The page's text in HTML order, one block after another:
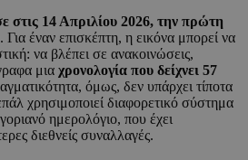
στις 14 Απριλίου 2026, την πρώτη
. Για έναν επισκέπτη, η εικόνα μπορεί να
να βλέπει σε ανακοινώσεις,
μια χρονολογία που δείχνει 57
όμως, δεν υπάρχει τίποτα
χρησιμοποιεί διαφορετικό σύστημα
ημερολόγιο, που έχει
διεθνείς συναλλαγές.